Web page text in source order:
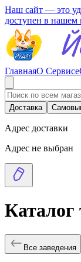
Наш сайт — это
доступен в
ГлавнаяО Сервисе
Доставка
Адрес доставки
Адрес не выбран
Каталог
Все заведения